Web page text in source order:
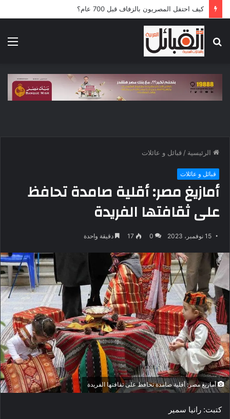
كيف احتفل المصريون بالزفاف قبل 700 عام؟
عن
الرئيسية / قبائل و عائلات
قبائل و عائلات
أمازيغ مصر: أقلية صامدة تحافظ
على ثقافتها الفريدة
15 نوفمبر، 2023 0
17 دقيقة واحدة
أمازيغ مصر: أقلية صامدة تحافظ على ثقافتها الفريدة
كتبت: رانيا سمير